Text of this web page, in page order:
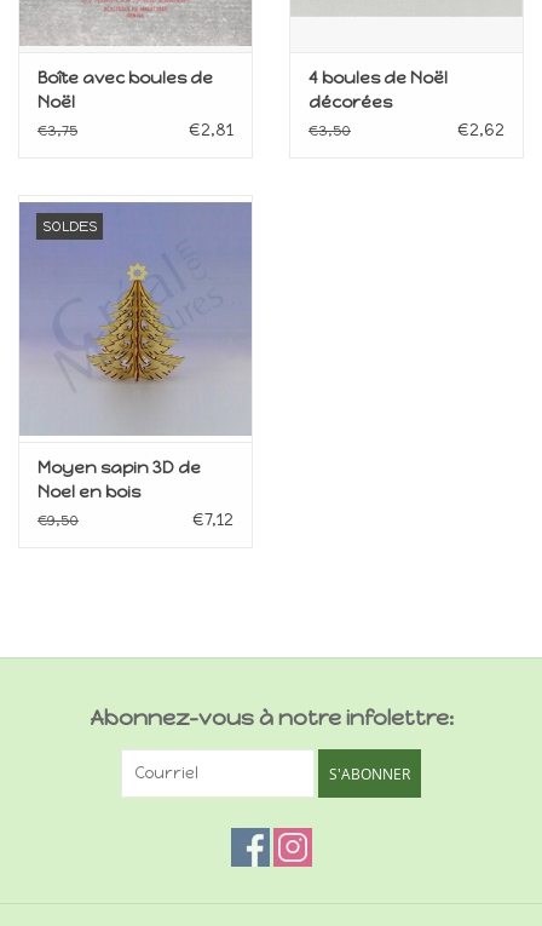
Boîte avec boules de
Noël
€3,75 €2,81
4 boules de Noël
décorées
€3,50 €2,62
SOLDES
Moyen sapin 3D de
Noel en bois
€9,50 €7,12
Abonnez-vous à notre infolettre:
S'ABONNER